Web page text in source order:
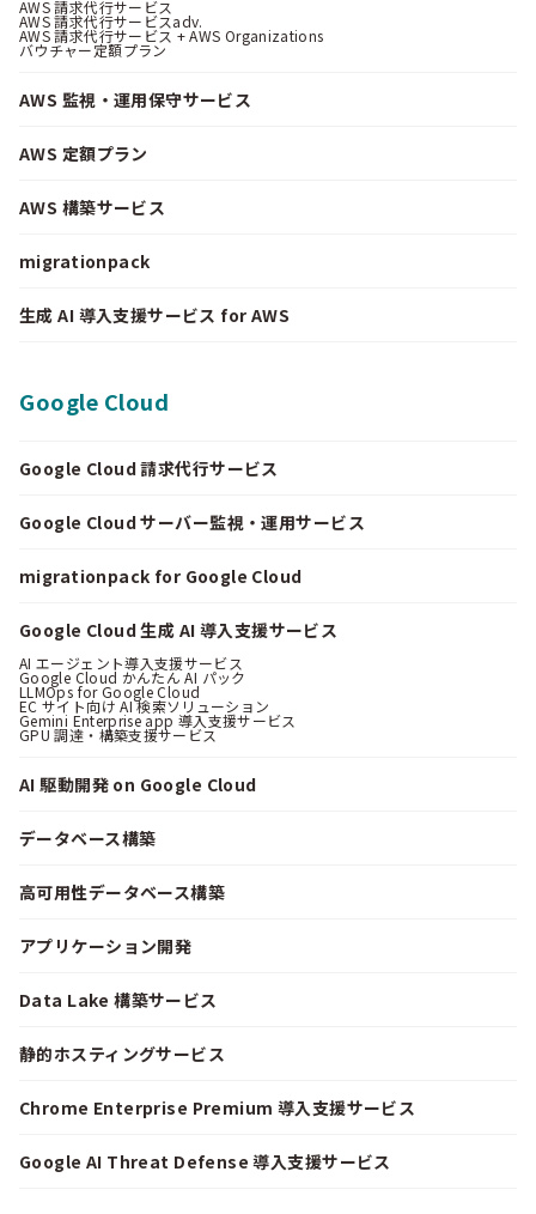
AWS 請求代行サービス
AWS 請求代行サービスadv.
AWS 請求代行サービス + AWS Organizations
バウチャー定額プラン
AWS 監視・運用保守サービス
AWS 定額プラン
AWS 構築サービス
migrationpack
生成 AI 導入支援サービス for AWS
Google Cloud
Google Cloud 請求代行サービス
Google Cloud サーバー監視・運用サービス
migrationpack for Google Cloud
Google Cloud 生成 AI 導入支援サービス
AI エージェント導入支援サービス
Google Cloud かんたん AI パック
LLMOps for Google Cloud
EC サイト向け AI 検索ソリューション
Gemini Enterprise app 導入支援サービス
GPU 調達・構築支援サービス
AI 駆動開発 on Google Cloud
データベース構築
高可用性データベース構築
アプリケーション開発
Data Lake 構築サービス
静的ホスティングサービス
Chrome Enterprise Premium 導入支援サービス
Google AI Threat Defense 導入支援サービス